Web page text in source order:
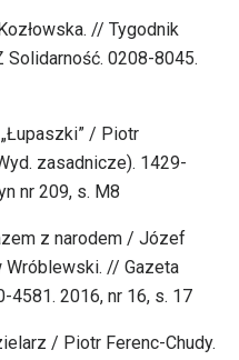
// Tygodnik
0208-8045.
/ Piotr
zasadnicze). 1429-
nr 209, s. M8
z narodem / Józef
Wróblewski. // Gazeta
4581. 2016, nr 16, s. 17
/ Piotr Ferenc-Chudy.